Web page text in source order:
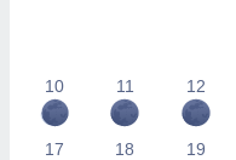
10 11 12
17 18 19